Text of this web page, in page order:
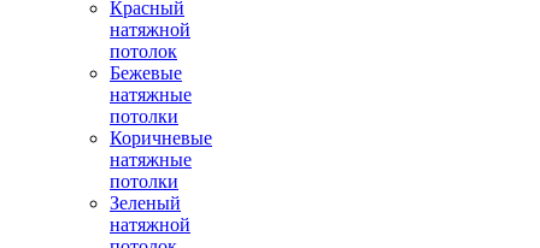
Красный
натяжной
потолок
Бежевые
натяжные
потолки
Коричневые
натяжные
потолки
Зеленый
натяжной